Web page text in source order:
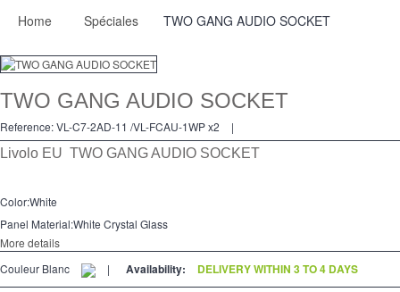
Switch
Dimmer
2 Ways
Accessories
Pièces
Home Spéciales TWO GANG AUDIO SOCKET
TWO GANG AUDIO SOCKET
Reference:VL-C7-2AD-11 /VL-FCAU-1WP x2
|
Livolo EU TWO GANG AUDIO SOCKET
Color:White
Panel Material:White Crystal Glass
More details
Couleur Blanc
| Availability: DELIVERY WITHIN 3 TO 4 DAYS